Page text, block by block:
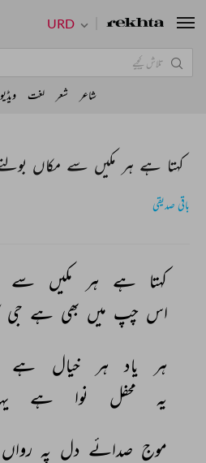
کہتا ہے ہر مکیں سے مکاں
باقی صدیقی
کہتا ہے ہر مکیں سے
اس چپ میں بھی ہے جی
ہر
یاد ہر خیال ہے
یہ
محفل نوا ہے
موج صدائے دل پہ رواں
URD
شاعر شعر لغت ویڈیو